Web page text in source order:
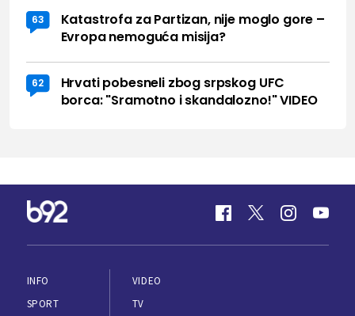
63
Katastrofa za Partizan, nije moglo gore –
Evropa nemoguća misija?
62
Hrvati pobesneli zbog srpskog UFC
borca: "Sramotno i skandalozno!" VIDEO
INFO
SPORT
VIDEO
TV